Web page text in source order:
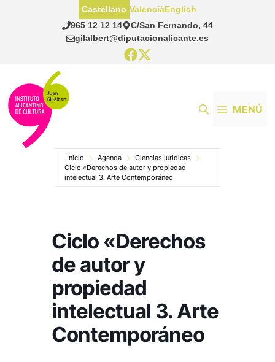
965 12 12 14
C/San Fernando, 44
gilalbert@diputacionalicante.es
Castellano ValenciàEnglish
MENÚ
Inicio Agenda
Ciencias jurídicas
Ciclo «Derechos de autor y propiedad
intelectual 3. Arte Contemporáneo
Ciclo «Derechos
de autor y
propiedad
intelectual 3. Arte
Contemporáneo